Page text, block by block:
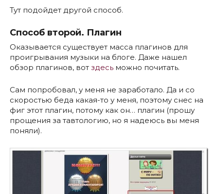
Тут подойдет другой способ.
Способ второй. Плагин
Оказывается существует масса плагинов для
проигрывания музыки на блоге. Даже нашел
обзор плагинов, вот здесь можно почитать.
Сам попробовал, у меня не заработало. Да и со
скоростью беда какая-то у меня, поэтому снес на
фиг этот плагин, потому как он… плагин (прошу
прощения за тавтологию, но я надеюсь вы меня
поняли).